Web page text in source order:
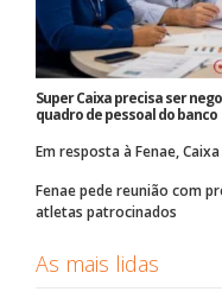
Super Caixa precisa ser
quadro de pessoal do banco
Em resposta à Fenae,
Fenae pede reunião com
atletas patrocinados
As mais lidas